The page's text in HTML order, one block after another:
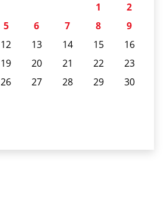
1
2
5 6 7 8
9
12 13 14 15
16
19 20 21 22
23
26 27 28 29
30